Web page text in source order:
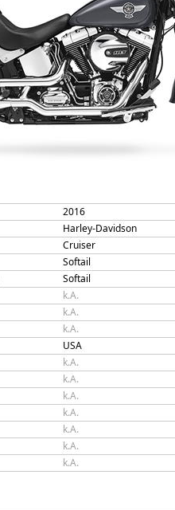
2016
Harley-Davidson
Cruiser
Softail
Softail
k.A.
k.A.
k.A.
USA
k.A.
k.A.
k.A.
k.A.
k.A.
k.A.
k.A.